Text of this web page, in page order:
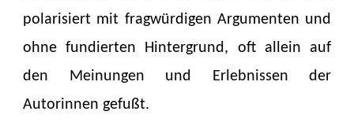
polarisiert mit fragwürdigen Argumenten und
ohne fundierten Hintergrund, oft allein auf
den Meinungen und Erlebnissen der
Autorinnen gefußt.